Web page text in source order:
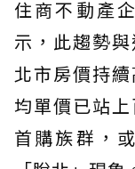
住商不動產
示，此趨勢
北市房價持
均單價已站
首購族群，